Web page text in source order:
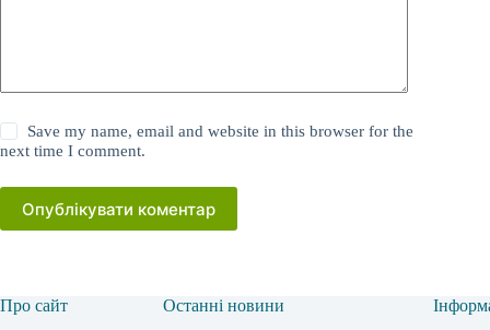
Save my name, email and website in this browser for the
next time I comment.
Опублікувати коментар
Про сайт Останні новини